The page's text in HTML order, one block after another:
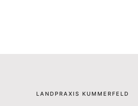
LANDPRAXIS KUMMERFELD